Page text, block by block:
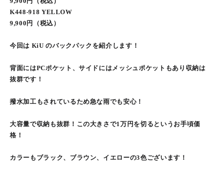
K448-918 YELLOW
9,900円（税込）
今回は KiU のバックパックを紹介します！
背面にはPCポケット、サイドにはメッシュポケットもあり収納は
抜群です！
撥水加工もされているため急な雨でも安心！
大容量で収納も抜群！この大きさで1万円を切るというお手頃価
格！
カラーもブラック、ブラウン、イエローの3色ございます！